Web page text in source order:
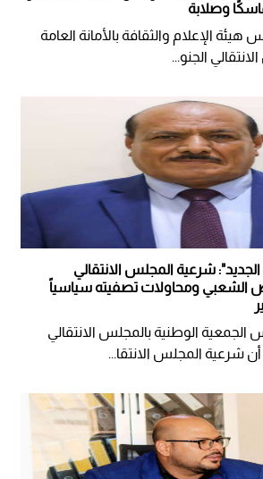
وصلابة
هيئة الإعلام والثقافة بالأمانة العامة
الجنو...
شرعية المجلس الانتقالي
الشعبي ومحاولات تصفيته سياسياً
الجمعية الوطنية بالمجلس الانتقالي
شرعية المجلس الانتقا...